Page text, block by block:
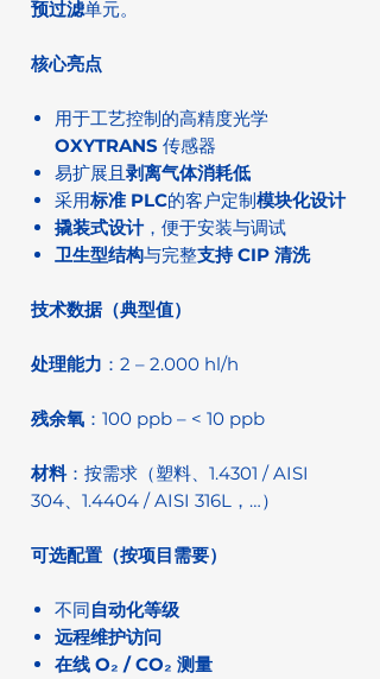
预过滤单元。
核心亮点
用于工艺控制的高精度光学
OXYTRANS 传感器
易扩展且剥离气体消耗低
采用标准 PLC的客户定制模块化设计
撬装式设计，便于安装与调试
卫生型结构与完整支持 CIP 清洗
技术数据（典型值）
处理能力 ：2 – 2.000 hl/h
残余氧 ：100 ppb – < 10 ppb
材料：按需求（塑料、1.4301 / AISI
304、1.4404 / AISI 316L，…）
可选配置（按项目需要）
不同自动化等级
远程维护访问
在线 O₂ / CO₂ 测量